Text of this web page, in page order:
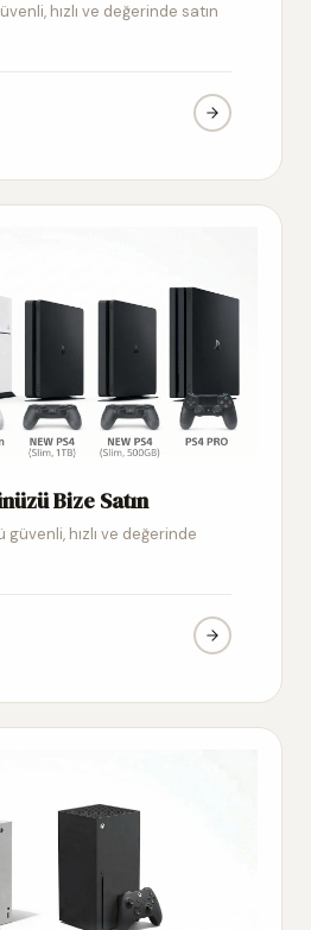
hızlı ve değerinde satın
Bize Satın
güvenli, hızlı ve değerinde